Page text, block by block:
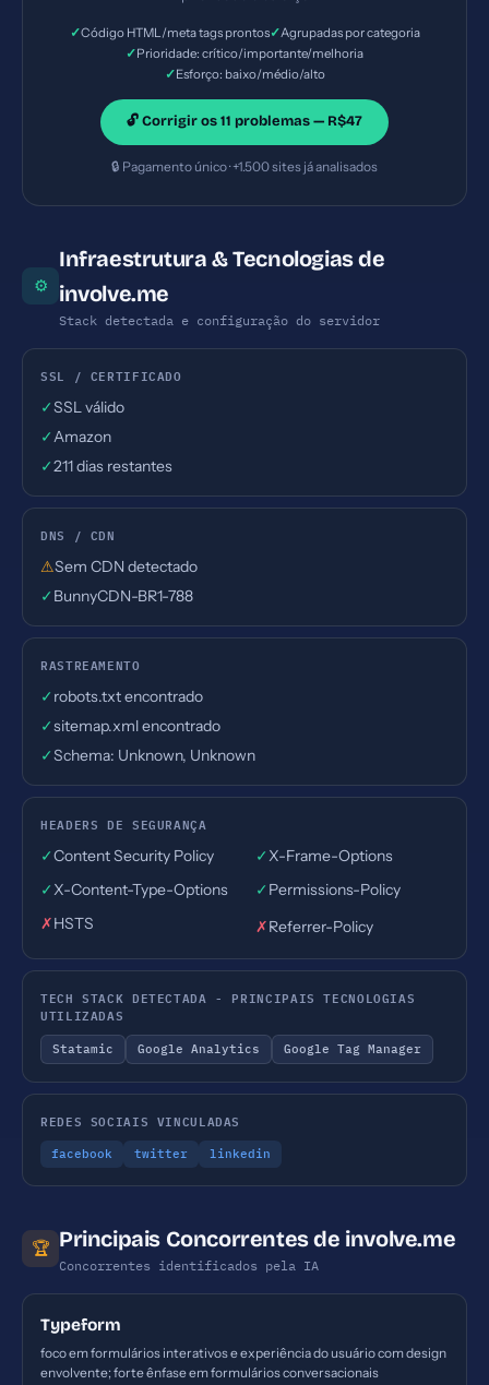
✓Código HTML/meta tags prontos✓Agrupadas por categoria
✓Prioridade: crítico/importante/melhoria
✓Esforço: baixo/médio/alto
🔓 Corrigir os 11 problemas — R$47
🔒 Pagamento único · +1.500 sites já analisados
⚙
Infraestrutura & Tecnologias de
involve.me
Stack detectada e configuração do servidor
SSL / CERTIFICADO
✓SSL válido
✓Amazon
✓211 dias restantes
DNS / CDN
⚠Sem CDN detectado
✓ BunnyCDN-BR1-788
RASTREAMENTO
✓ robots.txt encontrado
✓sitemap.xml encontrado
✓Schema: Unknown, Unknown
HEADERS DE SEGURANÇA
✓Content Security Policy ✓X-Frame-Options
✓X-Content-Type-Options ✓ Permissions-Policy
✗HSTS ✗Referrer-Policy
TECH STACK DETECTADA - PRINCIPAIS TECNOLOGIAS
UTILIZADAS
Statamic Google Analytics Google Tag Manager
REDES SOCIAIS VINCULADAS
facebook twitter linkedin
🏆 Principais Concorrentes de involve.me
Concorrentes identificados pela IA
Typeform
foco em formulários interativos e experiência do usuário com design
envolvente; forte ênfase em formulários conversacionais